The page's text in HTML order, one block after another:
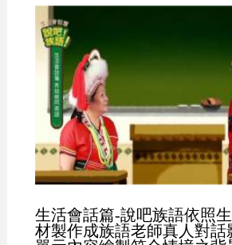
生活會話篇-說吧族語依照
材製作成族語老師真人對話